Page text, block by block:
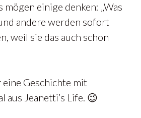
einige denken: „Was
andere werden sofort
weil sie das auch schon
Geschichte mit
aus Jeanetti’s Life. 😉